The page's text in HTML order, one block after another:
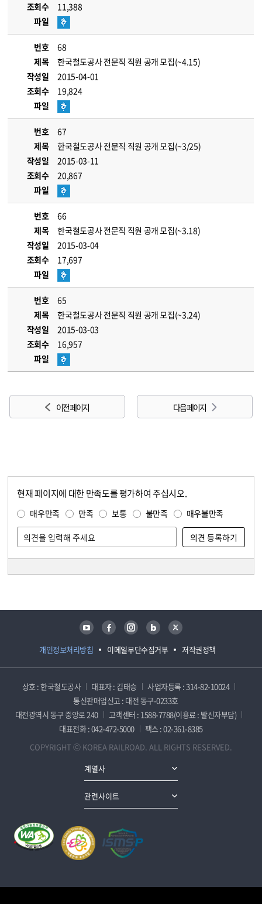
조회수
11,388
파일
번호
68
제목
한국철도공사 전문직 직원 공개 모집(~4.15)
작성일
2015-04-01
조회수
19,824
파일
번호
67
제목
한국철도공사 전문직 직원 공개 모집(~3/25)
작성일
2015-03-11
조회수
20,867
파일
번호
66
제목
한국철도공사 전문직 직원 공개 모집(~3.18)
작성일
2015-03-04
조회수
17,697
파일
번호
65
제목
한국철도공사 전문직 직원 공개 모집(~3.24)
작성일
2015-03-03
조회수
16,957
파일
이전 페이지 다음 페이지
현재 페이지에 대한 만족도를 평가하여 주십시오.
매우만족 만족 보통 불만족 매우불만족
개인정보처리방침 이메일무단수집거부 저작권정책
유튜브 페이스북 인스타그램 블로그 트위터
상호 : 한국철도공사 대표자 : 김태승
사업자등록 : 314-82-10024
통신판매업신고 : 대전 동구-0233호
대전광역시 동구 중앙로 240
고객센터 : 1588-7788(이용료 : 발신자부담)
대표전화 : 042-472-5000
팩스 : 02-361-8385
COPYRIGHT ⓒ KOREA RAILROAD. ALL RIGHTS RESERVED.
계열사
관련사이트